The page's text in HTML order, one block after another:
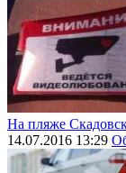
На пляже
14.07.2016 13:29